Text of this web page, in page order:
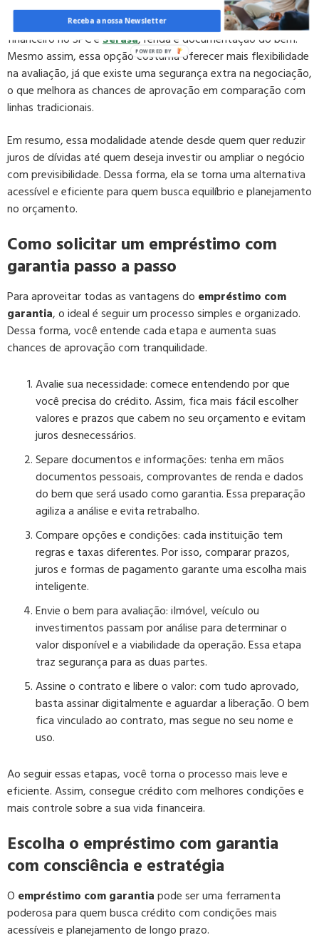
Além disso, é comum que instituições analisem histórico
financeiro no SPC eSerasa, renda e documentação do bem.
Mesmo assim, essa opção costuma oferecer mais flexibilidade
na avaliação, já que existe uma segurança extra na negociação,
o que melhora as chances de aprovação em comparação com
linhas tradicionais.
Em resumo, essa modalidade atende desde quem quer reduzir
juros de dívidas até quem deseja investir ou ampliar o negócio
com previsibilidade. Dessa forma, ela se torna uma alternativa
acessível e eficiente para quem busca equilíbrio e planejamento
no orçamento.
Como solicitar um empréstimo com
garantia passo a passo
Para aproveitar todas as vantagens do empréstimo com
garantia, o ideal é seguir um processo simples e organizado.
Dessa forma, você entende cada etapa e aumenta suas
chances de aprovação com tranquilidade.
Avalie sua necessidade:comece entendendo por que
você precisa do crédito. Assim, fica mais fácil escolher
valores e prazos que cabem no seu orçamento e evitam
juros desnecessários.
Separe documentos e informações: tenha em mãos
documentos pessoais, comprovantes de renda e dados
do bem que será usado como garantia. Essa preparação
agiliza a análise e evita retrabalho.
Compare opções e condições:cada instituição tem
regras e taxas diferentes. Por isso, comparar prazos,
juros e formas de pagamento garante uma escolha mais
inteligente.
Envie o bem para avaliação:iImóvel, veículo ou
investimentos passam por análise para determinar o
valor disponível e a viabilidade da operação. Essa etapa
traz segurança para as duas partes.
Assine o contrato e libere o valor:com tudo aprovado,
basta assinar digitalmente e aguardar a liberação. O bem
fica vinculado ao contrato, mas segue no seu nome e
uso.
Ao seguir essas etapas, você torna o processo mais leve e
eficiente. Assim, consegue crédito com melhores condições e
mais controle sobre a sua vida financeira.
Escolha o empréstimo com garantia
com consciência e estratégia
O empréstimo com garantiapode ser uma ferramenta
poderosa para quem busca crédito com condições mais
acessíveis e planejamento de longo prazo.
Receba a nossa Newsletter